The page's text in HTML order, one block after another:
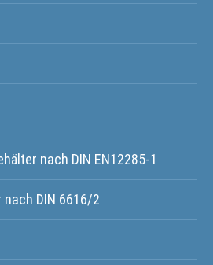
nach DIN EN12285-1
DIN 6616/2